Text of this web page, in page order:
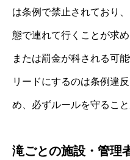
は条例で禁止されており
態で連れて行くことが求
または罰金が科される可
リードにするのは条例違
め、必ずルールを守ること
滝ごとの施設・管理